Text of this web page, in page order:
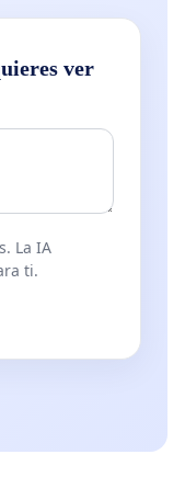
ver
La IA
ti.